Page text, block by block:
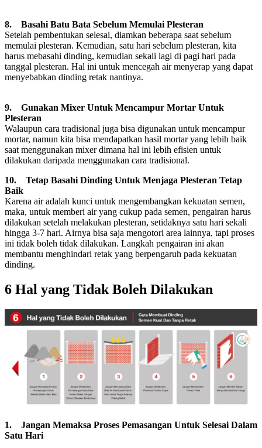
8. Basahi Batu Bata Sebelum Memulai Plesteran
Setelah pembentukan selesai, diamkan beberapa saat sebelum
memulai plesteran. Kemudian, satu hari sebelum plesteran, kita
harus mebasahi dinding, kemudian sekali lagi di pagi hari pada
tanggal plesteran. Hal ini untuk mencegah air menyerap yang dapat
menyebabkan dinding retak nantinya.
9. Gunakan Mixer Untuk Mencampur Mortar Untuk
Plesteran
Walaupun cara tradisional juga bisa digunakan untuk mencampur
mortar, namun kita bisa mendapatkan hasil mortar yang lebih baik
saat menggunakan mixer dimana hal ini lebih efisien untuk
dilakukan daripada menggunakan cara tradisional.
10. Tetap Basahi Dinding Untuk Menjaga Plesteran Tetap
Baik
Karena air adalah kunci untuk mengembangkan kekuatan semen,
maka, untuk memberi air yang cukup pada semen, pengairan harus
dilakukan setelah melakukan plesteran, setidaknya satu hari sekali
hingga 3-7 hari. Airnya bisa saja mengotori area lainnya, tapi proses
ini tidak boleh tidak dilakukan. Langkah pengairan ini akan
membantu menghindari retak yang berpengaruh pada kekuatan
dinding.
6 Hal yang Tidak Boleh Dilakukan
1. Jangan Memaksa Proses Pemasangan Untuk Selesai Dalam
Satu Hari